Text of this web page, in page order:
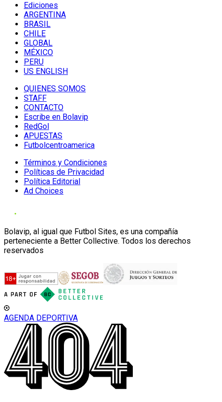
Ediciones
ARGENTINA
BRASIL
CHILE
GLOBAL
MÉXICO
PERU
US ENGLISH
QUIENES SOMOS
STAFF
CONTACTO
Escribe en Bolavip
RedGol
APUESTAS
Futbolcentroamerica
Términos y Condiciones
Políticas de Privacidad
Política Editorial
Ad Choices
Bolavip, al igual que Futbol Sites, es una compañía
perteneciente a Better Collective. Todos los derechos
reservados
AGENDA DEPORTIVA